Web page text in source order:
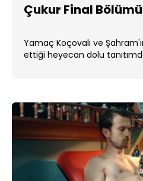
Çukur Final
Yamaç Koçovalı ve
ettiği heyecan dolu